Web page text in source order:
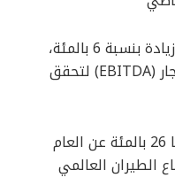
إجمالي العائدات ارتفع بقيمة 4.7 مليار ريال قطري (1.3 مليار دولار أمريكي)، ما يوازي زيادة بنسبة 6 بالمئة،
مسجلةً نمواً ملحوظاً في قيمة الأرباح قبل اقتطاع الفوائد والضريبة والاستهلاك والإيجار (EBITDA) لتحقق
الخطوط الجوية القطرية استقبلت أكثر من 40 مليون مسافر، مسجلةً بذلك زيادة قدرها 26 بالمئة عن العام
الطيران العالمي